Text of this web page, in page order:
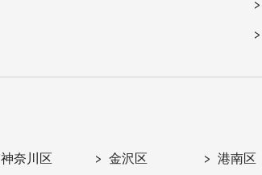
神奈川区 金沢区 港南区